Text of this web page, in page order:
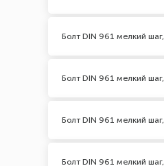
Болт DIN 961 мелкий
Болт DIN 961 мелкий
Болт DIN 961 мелкий
Болт DIN 961 мелкий